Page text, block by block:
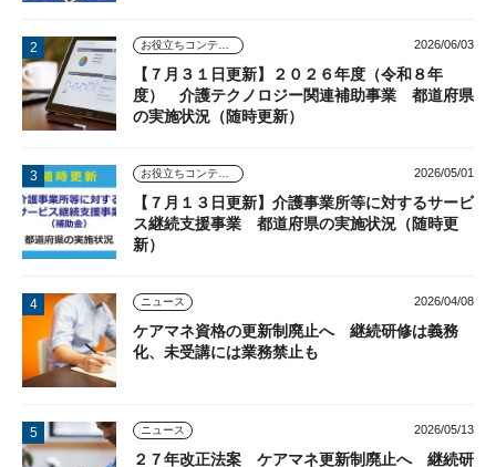
お役立ちコンテンツ 2026/06/03
【７月３１日更新】２０２６年度（令和８年
度） 介護テクノロジー関連補助事業 都道府県
の実施状況（随時更新）
お役立ちコンテンツ 2026/05/01
【７月１３日更新】介護事業所等に対するサービ
ス継続支援事業 都道府県の実施状況（随時更
新）
ニュース 2026/04/08
ケアマネ資格の更新制廃止へ 継続研修は義務
化、未受講には業務禁止も
ニュース 2026/05/13
２７年改正法案 ケアマネ更新制廃止へ 継続研